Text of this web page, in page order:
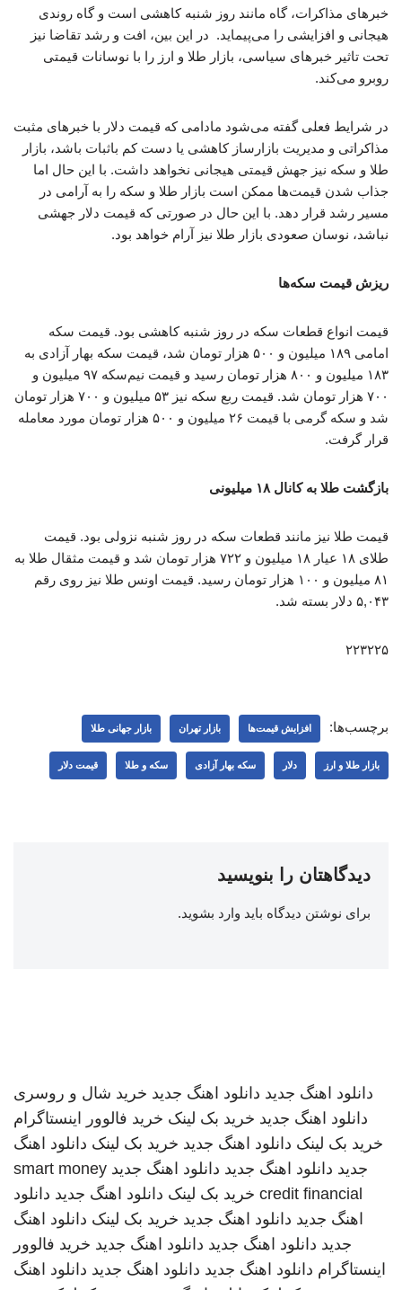
خبرهای مذاکرات، گاه مانند روز شنبه کاهشی است و گاه روندی
هیجانی و افزایشی را می‌پیماید. در این بین، افت و رشد تقاضا نیز
تحت تاثیر خبرهای سیاسی، بازار طلا و ارز را با نوسانات قیمتی
روبرو می‌کند.
در شرایط فعلی گفته می‌شود مادامی که قیمت دلار با خبرهای مثبت
مذاکراتی و مدیریت بازارساز کاهشی یا دست کم باثبات باشد، بازار
طلا و سکه نیز جهش قیمتی هیجانی نخواهد داشت. با این حال اما
جذاب شدن قیمت‌ها ممکن است بازار طلا و سکه را به آرامی در
مسیر رشد قرار دهد. با این حال در صورتی که قیمت دلار جهشی
نباشد، نوسان صعودی بازار طلا نیز آرام خواهد بود.
ریزش قیمت سکه‌ها
قیمت انواع قطعات سکه در روز شنبه کاهشی بود. قیمت سکه
امامی ۱۸۹ میلیون و ۵۰۰ هزار تومان شد، قیمت سکه بهار آزادی به
۱۸۳ میلیون و ۸۰۰ هزار تومان رسید و قیمت نیم‌سکه ۹۷ میلیون و
۷۰۰ هزار تومان شد. قیمت ربع سکه نیز ۵۳ میلیون و ۷۰۰ هزار تومان
شد و سکه گرمی با قیمت ۲۶ میلیون و ۵۰۰ هزار تومان مورد معامله
قرار گرفت.
بازگشت طلا به کانال ۱۸ میلیونی
قیمت طلا نیز مانند قطعات سکه در روز شنبه نزولی بود. قیمت
طلای ۱۸ عیار ۱۸ میلیون و ۷۲۲ هزار تومان شد و قیمت مثقال طلا به
۸۱ میلیون و ۱۰۰ هزار تومان رسید. قیمت اونس طلا نیز روی رقم
۵,۰۴۳ دلار بسته شد.
۲۲۳۲۲۵
برچسب‌ها: افزایش قیمت‌ها بازار تهران بازار جهانی طلا
بازار طلا و ارز دلار سکه بهار آزادی سکه و طلا قیمت دلار
دیدگاهتان را بنویسید
برای نوشتن دیدگاه باید وارد بشوید.
دانلود اهنگ جدید دانلود اهنگ جدید خرید شال و روسری
دانلود اهنگ جدید خرید بک لینک خرید فالوور اینستاگرام
خرید بک لینک دانلود اهنگ جدید خرید بک لینک دانلود اهنگ
جدید دانلود اهنگ جدید دانلود اهنگ جدید smart money
credit financial خرید بک لینک دانلود اهنگ جدید دانلود
اهنگ جدید دانلود اهنگ جدید خرید بک لینک دانلود اهنگ
جدید دانلود اهنگ جدید دانلود اهنگ جدید خرید فالوور
اینستاگرام دانلود اهنگ جدید دانلود اهنگ جدید دانلود اهنگ